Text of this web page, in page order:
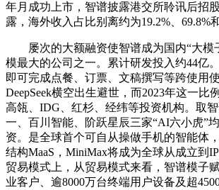
年月成功上市，智谱披露港交所聆讯后招
露，海外收入占比别离约为19.2%、69.8%和
屡次的大额融资使智谱成为国内“大模
模最大的公司之一。累计研发投入约44亿
即可完成点餐、订票、文稿撰写等跨使用
DeepSeek横空出生避世，而2023年这一比
高瓴、IDG、红杉、经纬等投资机构。取
一、百川智能、阶跃星辰三家“AI六小虎”
资。是全球首个可自从操做手机的智能体
结构MaaS，MiniMax将成为全球从成立到
贸易模式上，从贸易模式来看，智谱模子
业客户、逾8000万台终端用户设备及超